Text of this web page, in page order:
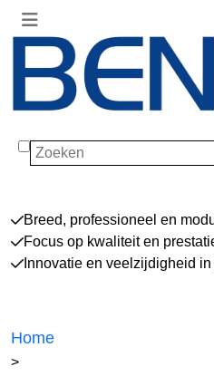
Zoeken
Breed, professioneel en
Focus op kwaliteit en
Innovatie en veelzijdigheid
Home
>